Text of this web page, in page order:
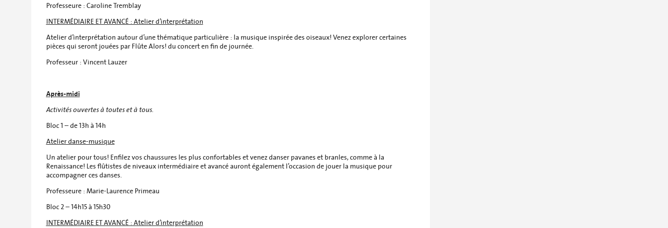
Professeure : Caroline Tremblay
INTERMÉDIAIRE ET AVANCÉ : Atelier d’interprétation
Atelier d’interprétation autour d’une thématique particulière : la musique inspirée des oiseaux! Venez explorer certaines
pièces qui seront jouées par Flûte Alors! du concert en fin de journée.
Professeur : Vincent Lauzer
Après-midi
Activités ouvertes à toutes et à tous.
Bloc 1 – de 13h à 14h
Atelier danse-musique
Un atelier pour tous! Enfilez vos chaussures les plus confortables et venez danser pavanes et branles, comme à la
Renaissance! Les flûtistes de niveaux intermédiaire et avancé auront également l’occasion de jouer la musique pour
accompagner ces danses.
Professeure : Marie-Laurence Primeau
Bloc 2 – 14h15 à 15h30
INTERMÉDIAIRE ET AVANCÉ : Atelier d’interprétation